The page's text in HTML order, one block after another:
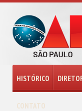
HISTÓRICO
CONTATO